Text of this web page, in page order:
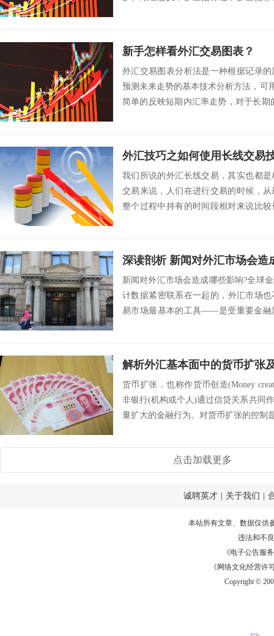
新手怎样看外汇交易图表？
外汇交易图表分析法是一种根据记录
预测未来走势的基本技术分析方法，可
简单的反映短期内汇率走势，对于
外汇技巧之如何使用长线交易
我们所说的外汇长线交易，其实也都
交易来说，人们在进行交易的时候，
整个过程中持有的时间段相对来说比
深读剖析 新闻对外汇市场会造
新闻对外汇市场会造成哪些影响?全球
计数据紧密联系在一起的，外汇市场
易市场最基本的工具——是受重要金融
解析外汇基本面中的货币扩张
货币扩张，也称作货币创造(Money
非银行(机构或个人)通过信贷关系共同
量扩大的金融行为。对货币扩张的控制
点击加载更多
诚聘英才 关于我们
本站所有文章、数据仅供
违法和不
《电子公告服务
《网络文化经营许
Copyright ©